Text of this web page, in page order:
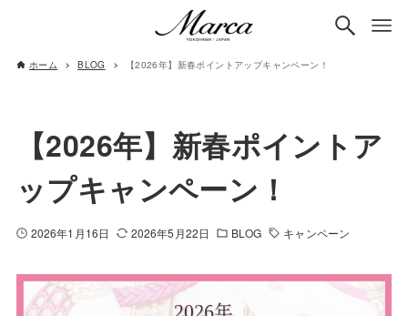
ホーム BLOG 【2026年】新春ポイントアップキャンペーン！
【2026年】新春ポイントア
ップキャンペーン！
2026年1月16日 2026年5月22日 BLOG キャンペーン